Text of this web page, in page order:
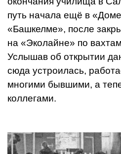
путь начала ещё в
«Башкелме», после
на «Эколайне» по
Ус­лышав об открытии
сю­да устроилась,
многими бывшими, а
коллегами.